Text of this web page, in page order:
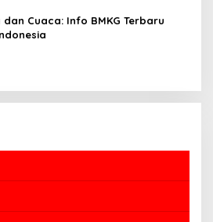
dan Cuaca: Info BMKG Terbaru